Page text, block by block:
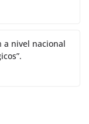
a nivel nacional